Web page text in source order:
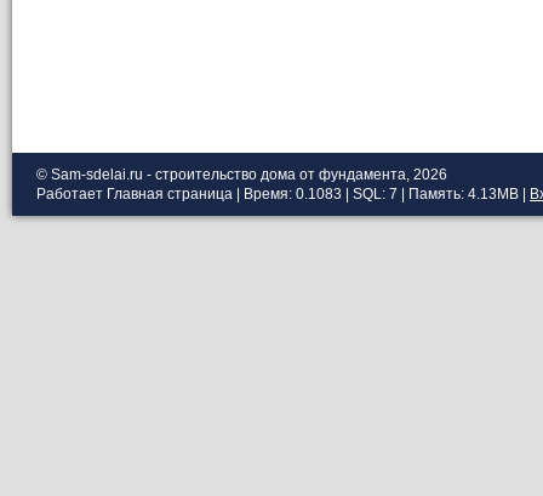
© Sam-sdelai.ru - строительство дома от фундамента, 2026
Работает Главная страница | Время: 0.1083 | SQL: 7 | Память: 4.13MB